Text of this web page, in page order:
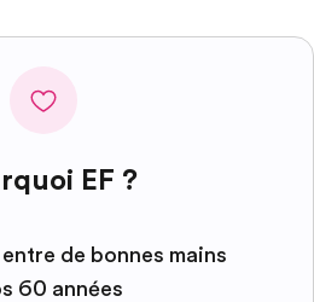
EF ?
de bonnes mains
60 années